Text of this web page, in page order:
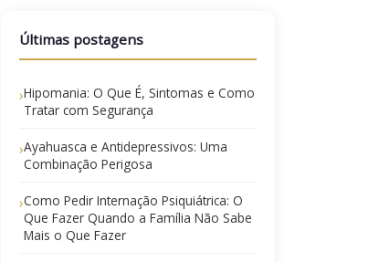
Últimas postagens
›Hipomania: O Que É, Sintomas e Como
Tratar com Segurança
›Ayahuasca e Antidepressivos: Uma
Combinação Perigosa
›Como Pedir Internação Psiquiátrica: O
Que Fazer Quando a Família Não Sabe
Mais o Que Fazer